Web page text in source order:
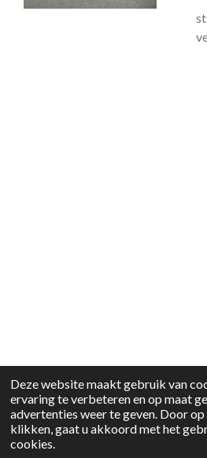
Deze website maakt gebruik van
ervaring te verbeteren en op maat
advertenties weer te geven. Door op
klikken, gaat u akkoord met het
cookies.
© 2024 - 2026 Style2Maria
Powered by